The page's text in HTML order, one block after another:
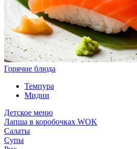
Горячие блюда
Темпура
Мидии
Детское меню
Лапша в коробочках WOK
Салаты
Супы